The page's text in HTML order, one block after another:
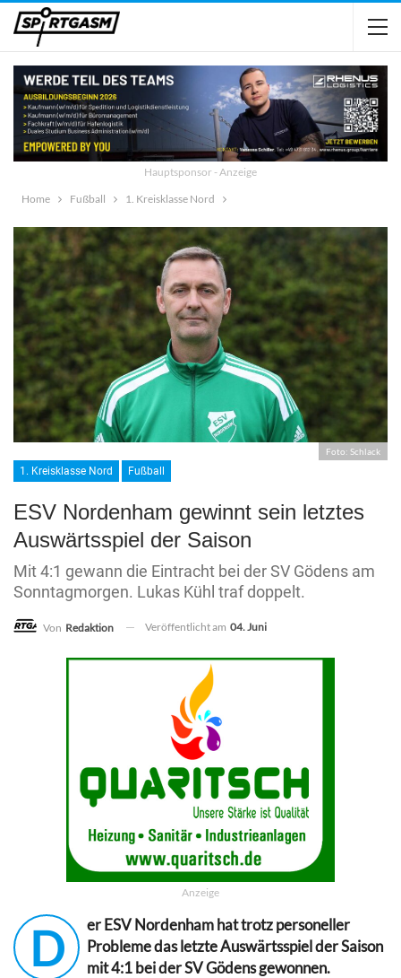
Hauptsponsor - Anzeige
Home
Fußball 1. Kreisklasse Nord
Foto: Schlack
1. Kreisklasse Nord Fußball
ESV Nordenham gewinnt sein letztes
Auswärtsspiel der Saison
Mit 4:1 gewann die Eintracht bei der SV Gödens am
Sonntagmorgen. Lukas Kühl traf doppelt.
Von Redaktion Veröffentlicht am 04. Juni
Anzeige
D
er ESV Nordenham hat trotz personeller
Probleme das letzte Auswärtsspiel der Saison
mit 4:1 bei der SV Gödens gewonnen.